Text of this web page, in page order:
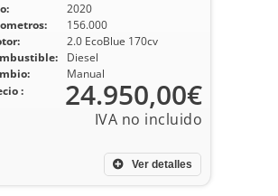
2020
156.000
2.0 EcoBlue 170cv
Diesel
Manual
Ver detalles
: 24.950,00€